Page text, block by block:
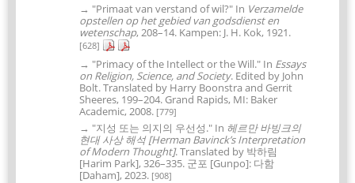
→ "Primaat van verstand of wil?" In Verzamelde
opstellen op het gebied van godsdienst en
wetenschap, 208–14. Kampen: J. H. Kok, 1921.
[628]
→ "Primacy of the Intellect or the Will." In Essays
on Religion, Science, and Society. Edited by John
Bolt. Translated by Harry Boonstra and Gerrit
Sheeres, 199–204. Grand Rapids, MI: Baker
Academic, 2008. [779]
→ "지성 또는 의지의 우선성." In 헤르만 바빙크의
현대 사상 해석 [Herman Bavinck’s Interpretation
of Modern Thought]. Translated by 박하림
[Harim Park], 326–335. 군포 [Gunpo]: 다함
[Daham], 2023. [908]